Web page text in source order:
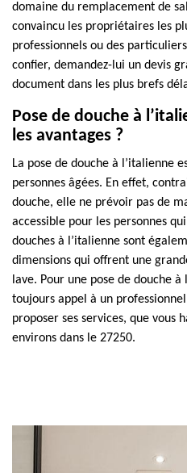
domaine du remplacement de
convaincu les propriétaires les
professionnels ou des
confier, demandez-lui un devis
document dans les plus brefs
Pose de douche à
les avantages ?
La pose de douche à l’italienne
personnes âgées. En effet,
douche, elle ne prévoir pas de
accessible pour les personnes
douches à l’italienne sont
dimensions qui offrent une
lave. Pour une pose de douche
toujours appel à un
proposer ses services, que vous
environs dans le 27250.